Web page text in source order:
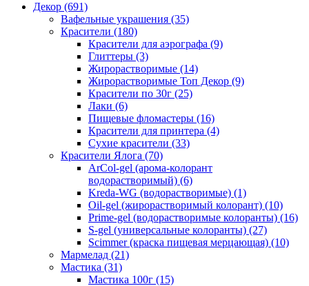
Декор (691)
Вафельные украшения (35)
Красители (180)
Красители для аэрографа (9)
Глиттеры (3)
Жирорастворимые (14)
Жирорастворимые Топ Декор (9)
Красители по 30г (25)
Лаки (6)
Пищевые фломастеры (16)
Красители для принтера (4)
Сухие красители (33)
Красители Ялога (70)
ArCol-gel (арома-колорант
водорастворимый) (6)
Kreda-WG (водорастворимые) (1)
Oil-gel (жирорастворимый колорант) (10)
Prime-gel (водорастворимые колоранты) (16)
S-gel (универсальные колоранты) (27)
Scimmer (краска пищевая мерцающая) (10)
Мармелад (21)
Мастика (31)
Мастика 100г (15)